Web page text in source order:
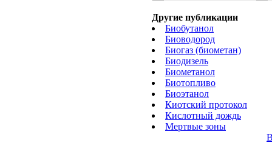
Другие публикации
Биобутанол
Биоводород
Биогаз (биометан)
Биодизель
Биометанол
Биотопливо
Биоэтанол
Киотский протокол
Кислотный дождь
Мертвые зоны